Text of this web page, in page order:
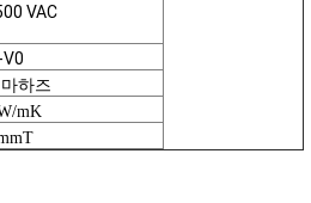
VAC
하즈
mK